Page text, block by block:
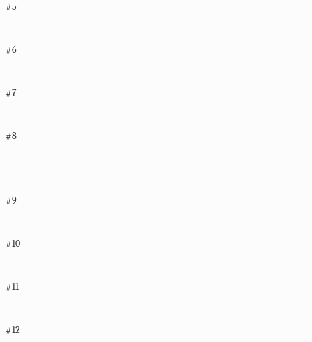
#5
#6
#7
#8
#9
#10
#11
#12